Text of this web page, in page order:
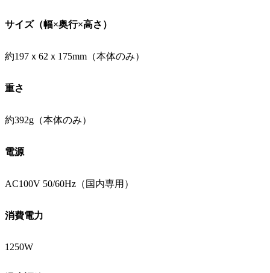
サイズ（幅×奥行×高さ）
約197ｘ62ｘ175mm（本体のみ）
重さ
約392g（本体のみ）
電源
AC100V 50/60Hz（国内専用）
消費電力
1250W